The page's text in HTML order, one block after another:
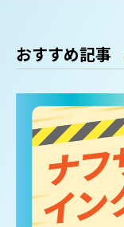
おすすめ記事